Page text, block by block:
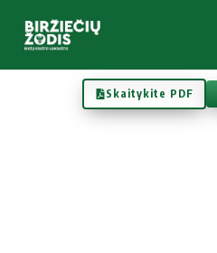
Skaitykite PDF